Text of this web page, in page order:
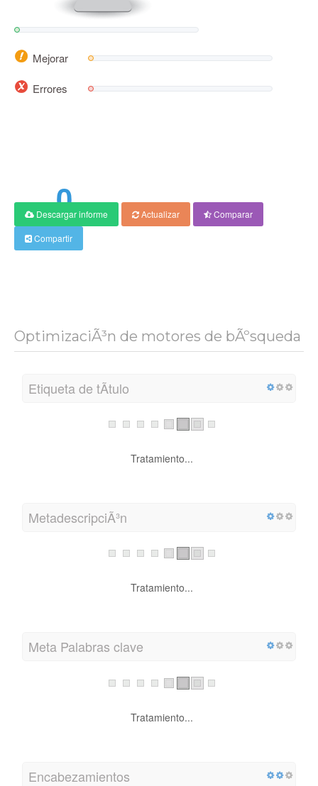
Mejorar
Errores
0
PuntuaciÃ³n
Descargar informe Actualizar
Comparar
Compartir
OptimizaciÃ³n de motores de bÃºsqueda
Etiqueta de tÃ­tulo
Tratamiento...
MetadescripciÃ³n
Tratamiento...
Meta Palabras clave
Tratamiento...
Encabezamientos